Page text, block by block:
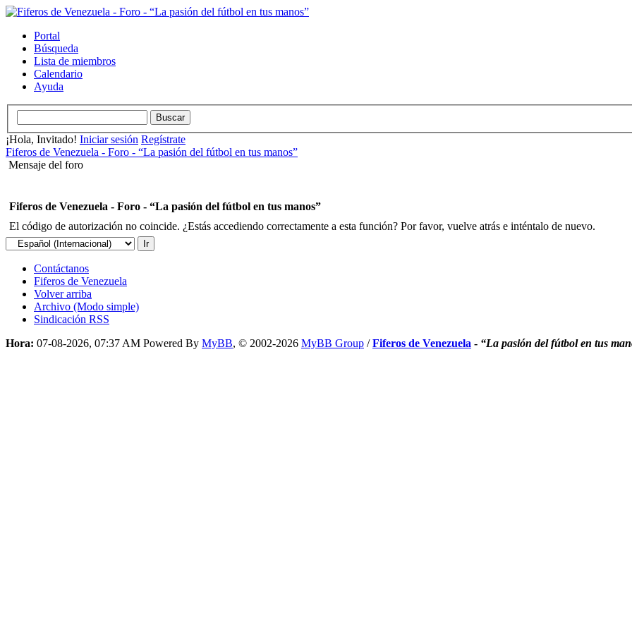
Portal
Búsqueda
Lista de miembros
Calendario
Ayuda
¡Hola, Invitado! Iniciar sesión Regístrate
Fiferos de Venezuela - Foro - “La pasión del fútbol en tus manos”
Mensaje del foro
Fiferos de Venezuela - Foro - “La pasión del fútbol en tus manos”
El código de autorización no coincide. ¿Estás accediendo correctamente a esta función? Por favor, vuelve atrás e inténtalo de nuevo.
Contáctanos
Fiferos de Venezuela
Volver arriba
Archivo (Modo simple)
Sindicación RSS
Hora: 07-08-2026, 07:37 AM Powered By MyBB, © 2002-2026 MyBB Group /Fiferos de Venezuela - “La pasión del fútbol en tus